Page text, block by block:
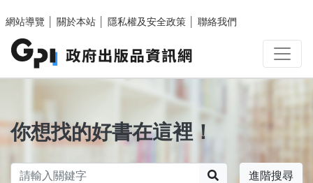
網站導覽
關於本站 隱私權及安全政策 聯絡我們
你想找的好書在這裡！
進階搜尋